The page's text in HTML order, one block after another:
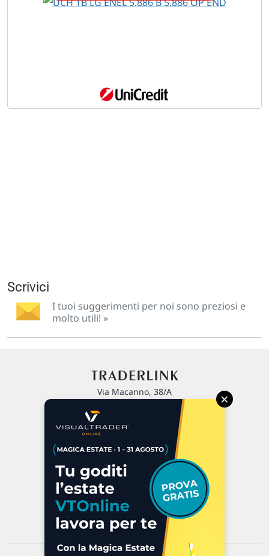
Scrivici
I tuoi suggerimenti per noi sono preziosi e
molto utili! »
Via Macanno, 38/A
P.IVA 02 452 460 401
Chi siamo
Commenti e segnalazioni
Contattaci
×